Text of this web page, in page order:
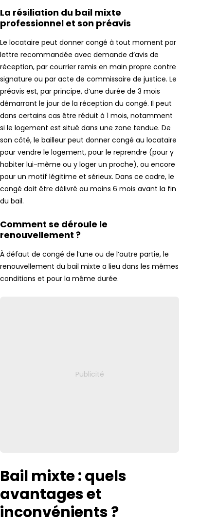
La résiliation du bail mixte
professionnel et son préavis
Le locataire peut donner congé à tout moment par
lettre recommandée avec demande d’avis de
réception, par courrier remis en main propre contre
signature ou par acte de commissaire de justice. Le
préavis est, par principe, d’une durée de 3 mois
démarrant le jour de la réception du congé. Il peut
dans certains cas être réduit à 1 mois, notamment
si le logement est situé dans une zone tendue. De
son côté, le bailleur peut donner congé au locataire
pour vendre le logement, pour le reprendre (pour y
habiter lui-même ou y loger un proche), ou encore
pour un motif légitime et sérieux. Dans ce cadre, le
congé doit être délivré au moins 6 mois avant la fin
du bail.
Comment se déroule le
renouvellement ?
À défaut de congé de l’une ou de l’autre partie, le
renouvellement du bail mixte a lieu dans les mêmes
conditions et pour la même durée.
Bail mixte : quels
avantages et
inconvénients ?